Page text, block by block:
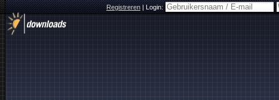
Registreren|Login: